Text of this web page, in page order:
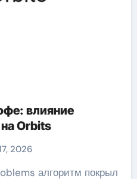
влияние
Orbits
2026